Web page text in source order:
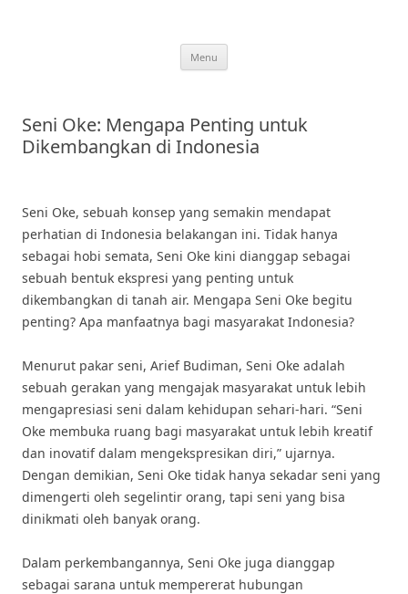
Menu
Seni Oke: Mengapa Penting untuk
Dikembangkan di Indonesia
Seni Oke, sebuah konsep yang semakin mendapat
perhatian di Indonesia belakangan ini. Tidak hanya
sebagai hobi semata, Seni Oke kini dianggap sebagai
sebuah bentuk ekspresi yang penting untuk
dikembangkan di tanah air. Mengapa Seni Oke begitu
penting? Apa manfaatnya bagi masyarakat Indonesia?
Menurut pakar seni, Arief Budiman, Seni Oke adalah
sebuah gerakan yang mengajak masyarakat untuk lebih
mengapresiasi seni dalam kehidupan sehari-hari. “Seni
Oke membuka ruang bagi masyarakat untuk lebih kreatif
dan inovatif dalam mengekspresikan diri,” ujarnya.
Dengan demikian, Seni Oke tidak hanya sekadar seni yang
dimengerti oleh segelintir orang, tapi seni yang bisa
dinikmati oleh banyak orang.
Dalam perkembangannya, Seni Oke juga dianggap
sebagai sarana untuk mempererat hubungan